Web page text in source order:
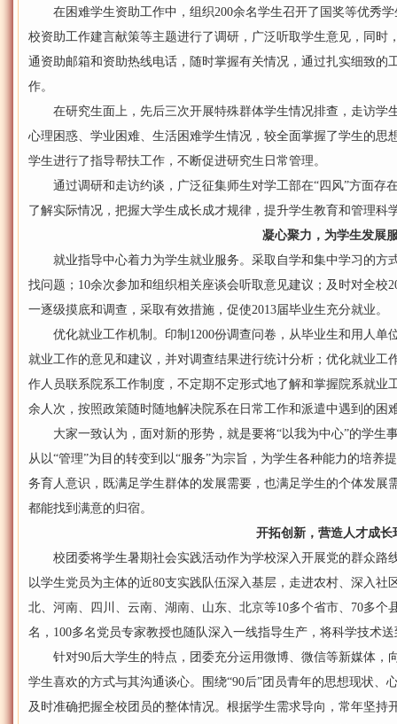
在困难学生资助工作中，组织200余名学生召开了国奖等优秀学
校资助工作建言献策等主题进行了调研，广泛听取学生意见，同时
通资助邮箱和资助热线电话，随时掌握有关情况，通过扎实细致的
作。
在研究生面上，先后三次开展特殊群体学生情况排查，走访学
心理困惑、学业困难、生活困难学生情况，较全面掌握了学生的思
学生进行了指导帮扶工作，不断促进研究生日常管理。
通过调研和走访约谈，广泛征集师生对学工部在“四风”方面存
了解实际情况，把握大学生成长成才规律，提升学生教育和管理科
凝心聚力，为学生发展
就业指导中心着力为学生就业服务。采取自学和集中学习的方
找问题；10余次参加和组织相关座谈会听取意见建议；及时对全校
一逐级摸底和调查，采取有效措施，促使2013届毕业生充分就业。
优化就业工作机制。印制1200份调查问卷，从毕业生和用人单
就业工作的意见和建议，并对调查结果进行统计分析；优化就业工
作人员联系院系工作制度，不定期不定形式地了解和掌握院系就业
余人次，按照政策随时随地解决院系在日常工作和派遣中遇到的困
大家一致认为，面对新的形势，就是要将“以我为中心”的学生
从以“管理”为目的转变到以“服务”为宗旨，为学生各种能力的培养
务育人意识，既满足学生群体的发展需要，也满足学生的个体发展
都能找到满意的归宿。
开拓创新，营造人才成长
校团委将学生暑期社会实践活动作为学校深入开展党的群众路
以学生党员为主体的近80支实践队伍深入基层，走进农村、深入
北、河南、四川、云南、湖南、山东、北京等10多个省市、70多个
名，100多名党员专家教授也随队深入一线指导生产，将科学技术
针对90后大学生的特点，团委充分运用微博、微信等新媒体，
学生喜欢的方式与其沟通谈心。围绕“90后”团员青年的思想现状、
及时准确把握全校团员的整体情况。根据学生需求导向，常年坚持